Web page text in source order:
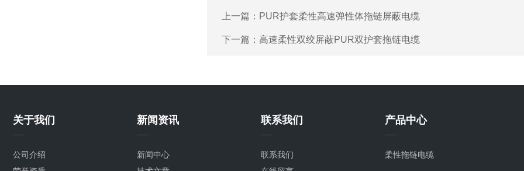
上一篇： PUR护套柔性高速弹性体拖链屏蔽电缆
下一篇： 高速柔性双绞屏蔽PUR双护套拖链电缆
关于我们
公司介绍
新闻资讯
新闻中心
联系我们
联系我们
产品中心
柔性拖链电缆